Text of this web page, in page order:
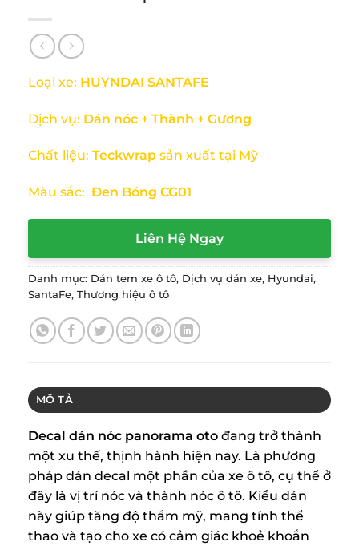
Loại xe: HUYNDAI SANTAFE
Dịch vụ: Dán nóc + Thành + Gương
Chất liệu: Teckwrap sản xuất tại Mỹ
Màu sắc: Đen Bóng CG01
Liên Hệ Ngay
Danh mục: Dán tem xe ô tô, Dịch vụ dán xe, Hyundai,
SantaFe, Thương hiệu ô tô
MÔ TẢ
Decal dán nóc panorama oto đang trở thành
một xu thế, thịnh hành hiện nay. Là phương
pháp dán decal một phần của xe ô tô, cụ thể ở
đây là vị trí nóc và thành nóc ô tô. Kiểu dán
này giúp tăng độ thẩm mỹ, mang tính thể
thao và tạo cho xe có cảm giác khoẻ khoắn